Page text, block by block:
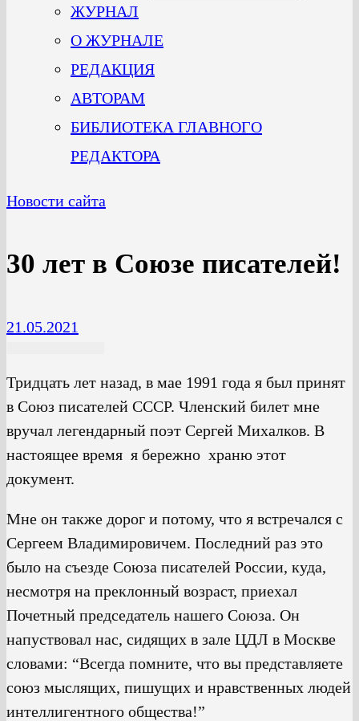
ЖУРНАЛ
О ЖУРНАЛЕ
РЕДАКЦИЯ
АВТОРАМ
БИБЛИОТЕКА ГЛАВНОГО
РЕДАКТОРА
Новости сайта
30 лет в Союзе писателей!
21.05.2021
Тридцать лет назад, в мае 1991 года я был принят
в Союз писателей СССР. Членский билет мне
вручал легендарный поэт Сергей Михалков. В
настоящее время я бережно храню этот
документ.
Мне он также дорог и потому, что я встречался с
Сергеем Владимировичем. Последний раз это
было на съезде Союза писателей России, куда,
несмотря на преклонный возраст, приехал
Почетный председатель нашего Союза. Он
напуствовал нас, сидящих в зале ЦДЛ в Москве
словами: “Всегда помните, что вы представляете
союз мыслящих, пишущих и нравственных людей
интеллигентного общества!”